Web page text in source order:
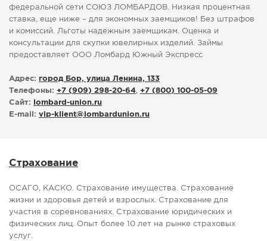
федеральной сети СОЮЗ ЛОМБАРДОВ. Низкая процентная
ставка, еще ниже – для экономных заемщиков! Без штрафов
и комиссий. Льготы надежным заемщикам. Оценка и
консультации для скупки ювелирных изделий. Займы
предоставляет ООО Ломбард Южный Экспресс
Адрес: город Бор, улица Ленина, 133
Телефоны: +7 (909) 298-20-64, +7 (800) 100-05-09
Сайт:
lombard-union.ru
E-mail: vip-klient@ lombardunion.ru
Страхование
ОСАГО, КАСКО. Страхование имущества. Страхование
жизни и здоровья детей и взрослых. Страхование для
участия в соревнованиях. Страхование юридических и
физических лиц. Опыт более 10 лет на рынке страховых
услуг.